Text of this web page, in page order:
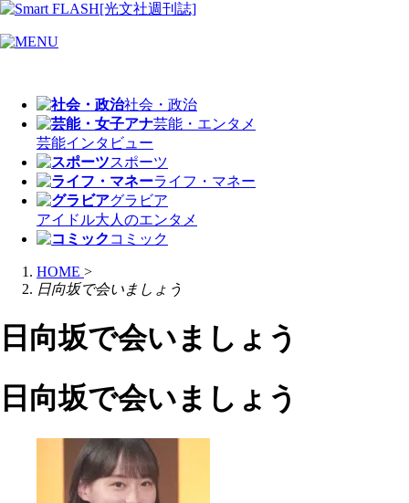
社会・政治
芸能・エンタメ
芸能インタビュー
スポーツ
ライフ・マネー
グラビア
アイドル大人のエンタメ
コミック
HOME >
日向坂で会いましょう
日向坂で会いましょう
日向坂で会いましょう